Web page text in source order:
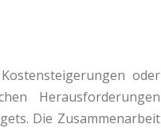
oder
Herausforderungen
Die Zusammenarbeit